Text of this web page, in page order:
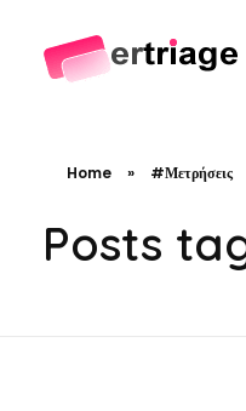
Home » #Μετρήσεις
Posts